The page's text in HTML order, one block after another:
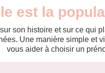
est la
son histoire et sur ce
Une manière simple et
vous aider à choisir un